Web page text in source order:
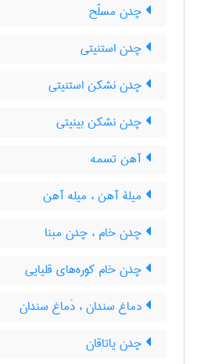
چدن مسلّح
چدن استنیتی
چدن نشکن استنیتی
چدن نشکن بینیتی
آهن تسمه
میلۀ آهن ، میله آهن
چدن خام ، چدن مبنا
چدن خام کوره‌های قلیایی
دماغ سندان ، دَماغ سندان
چدن یاتاقان